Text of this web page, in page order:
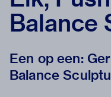
Balance
Een op een:
Balance